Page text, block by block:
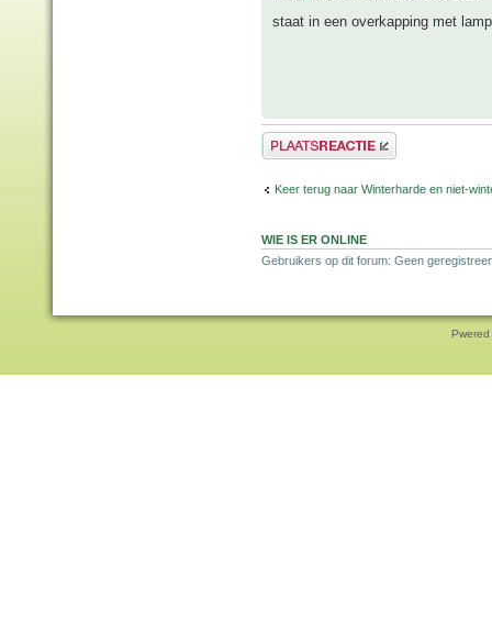
staat in een overkapping met
Plaats een reactie
Keer terug naar Winterharde en niet-
WIE IS ER ONLINE
Gebruikers op dit forum: Geen